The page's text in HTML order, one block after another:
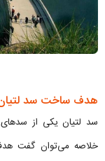
هدف ساخت سد لتیان
سد لتیان یکی از
خلاصه می‌توان گفت